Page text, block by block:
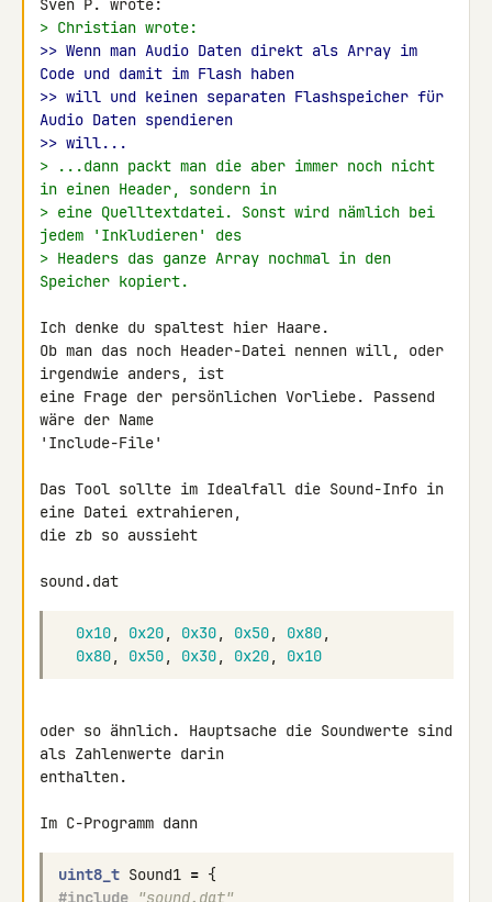
> Christian wrote:
>> Wenn man Audio Daten direkt als Array im
Code und damit im Flash haben
>> will und keinen separaten Flashspeicher für
Audio Daten spendieren
>> will...
> ...dann packt man die aber immer noch nicht
in einen Header, sondern in
> eine Quelltextdatei. Sonst wird nämlich bei
jedem 'Inkludieren' des
> Headers das ganze Array nochmal in den
Speicher kopiert.
Ich denke du spaltest hier Haare.
Ob man das noch Header-Datei nennen will, oder
irgendwie anders, ist
eine Frage der persönlichen Vorliebe. Passend
wäre der Name
'Include-File'
Das Tool sollte im Idealfall die Sound-Info in
eine Datei extrahieren,
die zb so aussieht
sound.dat
0x10, 0x20, 0x30, 0x50, 0x80,
0x80, 0x50, 0x30, 0x20, 0x10
oder so ähnlich. Hauptsache die Soundwerte sind
als Zahlenwerte darin
enthalten.
uint8_t Sound1 = {
#include "sound.dat"